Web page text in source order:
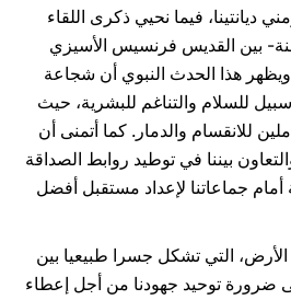
ديانتينا، فيما نحيي ذكرى اللقاء
بين القديس فرنسيس الأسيزي
هذا الحدث النبوي أن شجاعة
سبيل للسلام والتناغم للبشرية، حيث
للانقسام والدمار. كما أتمنى أن
بيننا في توطيد روابط الصداقة
أمام جماعاتنا لإعداد مستقبل أفضل
التي تشكل جسرا طبيعيا بين
ضرورة توحيد جهودنا من أجل إعطاء